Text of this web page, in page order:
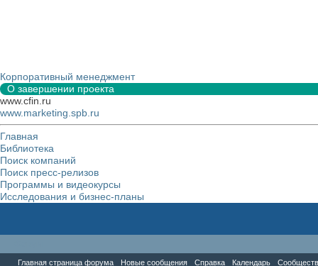
Корпоративный менеджмент
О завершении проекта
www.cfin.ru
www.marketing.spb.ru
Главная
Библиотека
Поиск компаний
Поиск пресс-релизов
Программы и видеокурсы
Исследования и бизнес-планы
Главная страница форума Новые сообщения Справка Календарь